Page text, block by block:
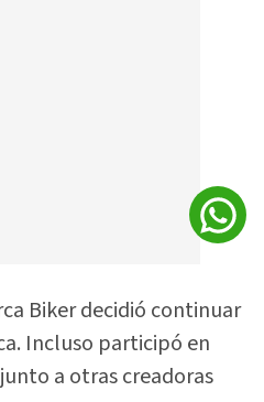
Biker decidió continuar
Incluso participó en
a otras creadoras